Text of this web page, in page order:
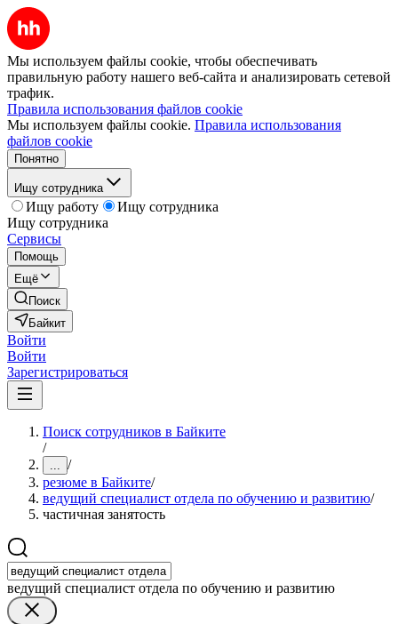
Мы используем файлы cookie, чтобы обеспечивать
правильную работу нашего веб-сайта и анализировать сетевой
трафик.
Правила использования файлов cookie
Мы используем файлы cookie. Правила использования
файлов cookie
Понятно
Ищу сотрудника
Ищу работу
Ищу сотрудника
Ищу сотрудника
Сервисы
Помощь
Ещё
Поиск
Байкит
Войти
Войти
Зарегистрироваться
Поиск сотрудников в Байките
/
... /
резюме в Байките/
ведущий специалист отдела по обучению и развитию/
частичная занятость
ведущий специалист отдела по обучению и развитию